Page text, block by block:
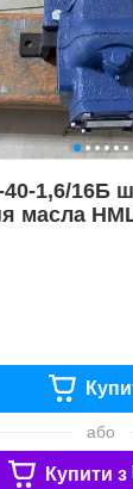
1,6/16Б
масла
або
Купити з